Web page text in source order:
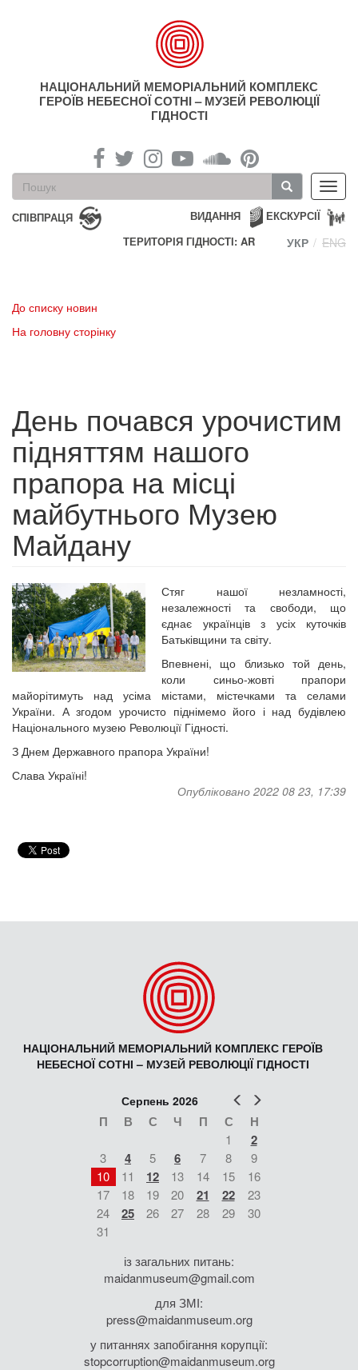
НАЦІОНАЛЬНИЙ МЕМОРІАЛЬНИЙ КОМПЛЕКС
ГЕРОЇВ НЕБЕСНОЇ СОТНІ – МУЗЕЙ РЕВОЛЮЦІЇ
ГІДНОСТІ
Пошукова
форма
Пошук
СПІВПРАЦЯ ЕКСКУРСІЇ
ВИДАННЯ
ТЕРИТОРІЯ ГІДНОСТІ: AR
УКР ENG
До списку новин
На головну сторінку
День почався урочистим
підняттям нашого
прапора на місці
майбутнього Музею
Майдану
Стяг нашої незламності,
незалежності та свободи, що
єднає українців з усіх куточків
Батьківщини та світу.
Впевнені, що близько той день,
коли синьо-жовті прапори
майорітимуть над усіма містами, містечками та селами
України. А згодом урочисто піднімемо його і над будівлею
Національного музею Революції Гідності.
З Днем Державного прапора України!
Слава Україні!
Опубліковано 2022 08 23, 17:39
НАЦІОНАЛЬНИЙ МЕМОРІАЛЬНИЙ КОМПЛЕКС ГЕРОЇВ
НЕБЕСНОЇ СОТНІ – МУЗЕЙ РЕВОЛЮЦІЇ ГІДНОСТІ
Попер
Серпень 2026
П В С Ч П С Н
1 2
3 4 5 6 7 8
9
10
11 12 13 14 15
16
17
18 19 20 21 22
23
24
25 26 27 28 29
30
31
із загальних питань:
maidanmuseum@gmail.com
для ЗМІ:
press@maidanmuseum.org
у питаннях запобігання корупції:
stopcorruption@maidanmuseum.org